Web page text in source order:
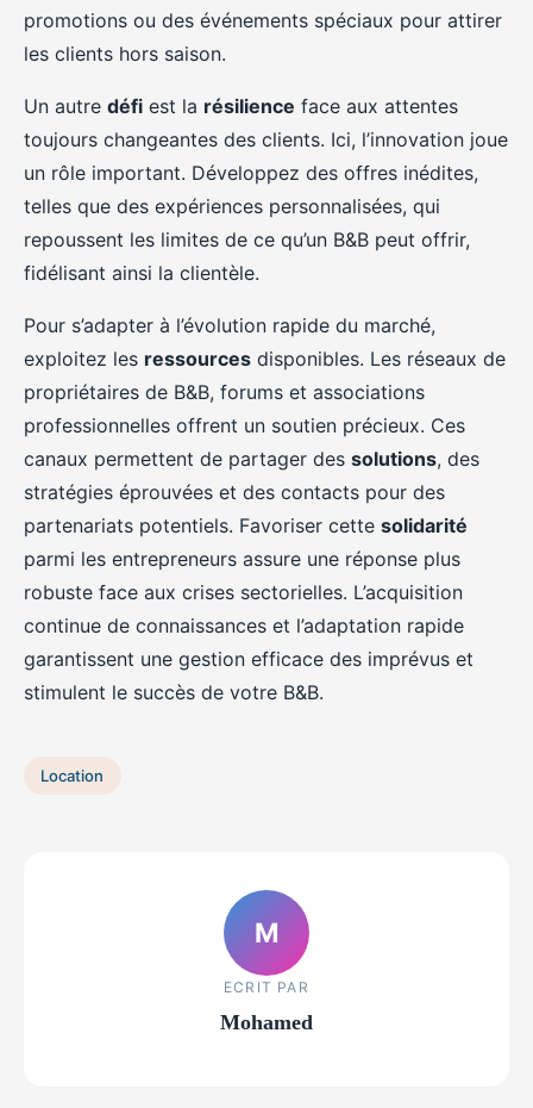
promotions ou des événements spéciaux pour attirer
les clients hors saison.
Un autre défi est la résilience face aux attentes
toujours changeantes des clients. Ici, l’innovation joue
un rôle important. Développez des offres inédites,
telles que des expériences personnalisées, qui
repoussent les limites de ce qu’un B&B peut offrir,
fidélisant ainsi la clientèle.
Pour s’adapter à l’évolution rapide du marché,
exploitez les ressources disponibles. Les réseaux de
propriétaires de B&B, forums et associations
professionnelles offrent un soutien précieux. Ces
canaux permettent de partager des solutions, des
stratégies éprouvées et des contacts pour des
partenariats potentiels. Favoriser cette solidarité
parmi les entrepreneurs assure une réponse plus
robuste face aux crises sectorielles. L’acquisition
continue de connaissances et l’adaptation rapide
garantissent une gestion efficace des imprévus et
stimulent le succès de votre B&B.
Location
M
ECRIT PAR
Mohamed